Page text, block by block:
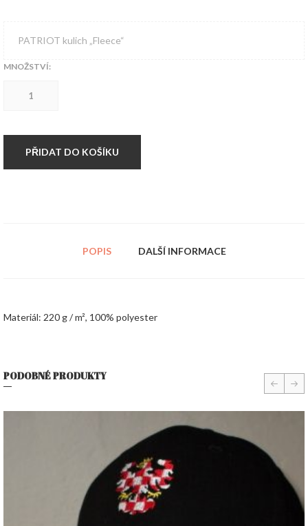
PATRIOT kulich „Fleece“
MNOŽSTVÍ:
PŘIDAT DO KOŠÍKU
POPIS DALŠÍ INFORMACE
Materiál: 220 g / m², 100% polyester
PODOBNÉ PRODUKTY prev